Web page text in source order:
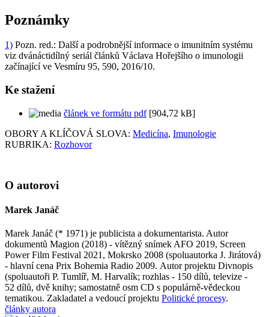
Poznámky
1) Pozn. red.: Další a podrobnější informace o imunitním systému
viz dvánáctidílný seriál článků Václava Hořejšího o imunologii
začínající ve Vesmíru 95, 590, 2016/10.
Ke stažení
článek ve formátu pdf[904,72 kB]
OBORY A KLÍČOVÁ SLOVA: Medicína, Imunologie
RUBRIKA: Rozhovor
O autorovi
Marek Janáč
Marek Janáč (* 1971) je publicista a dokumentarista. Autor
dokumentů Magion (2018) - vítězný snímek AFO 2019, Screen
Power Film Festival 2021, Mokrsko 2008 (spoluautorka J. Jirátová)
- hlavní cena Prix Bohemia Radio 2009. Autor projektu Divnopis
(spoluautoři P. Tumlíř, M. Harvalík; rozhlas - 150 dílů, televize -
52 dílů, dvě knihy; samostatně osm CD s populárně-vědeckou
tematikou. Zakladatel a vedoucí projektu Politické procesy.
články autora